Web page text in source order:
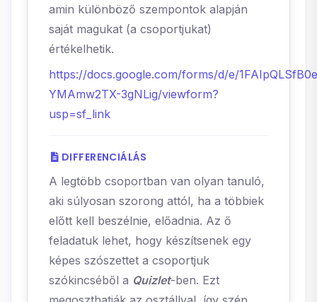
amin különböző szempontok alapján
saját magukat (a csoportjukat)
értékelhetik.
https://docs.google.com/forms/d/e/
YMAmw2TX-3gNLig/viewform?
usp=sf_link
DIFFERENCIÁLÁS
A legtöbb csoportban van olyan tanuló,
aki súlyosan szorong attól, ha a többiek
előtt kell beszélnie, előadnia. Az ő
feladatuk lehet, hogy készítsenek egy
képes szószettet a csoportjuk
szókincséből a Quizlet-ben. Ezt